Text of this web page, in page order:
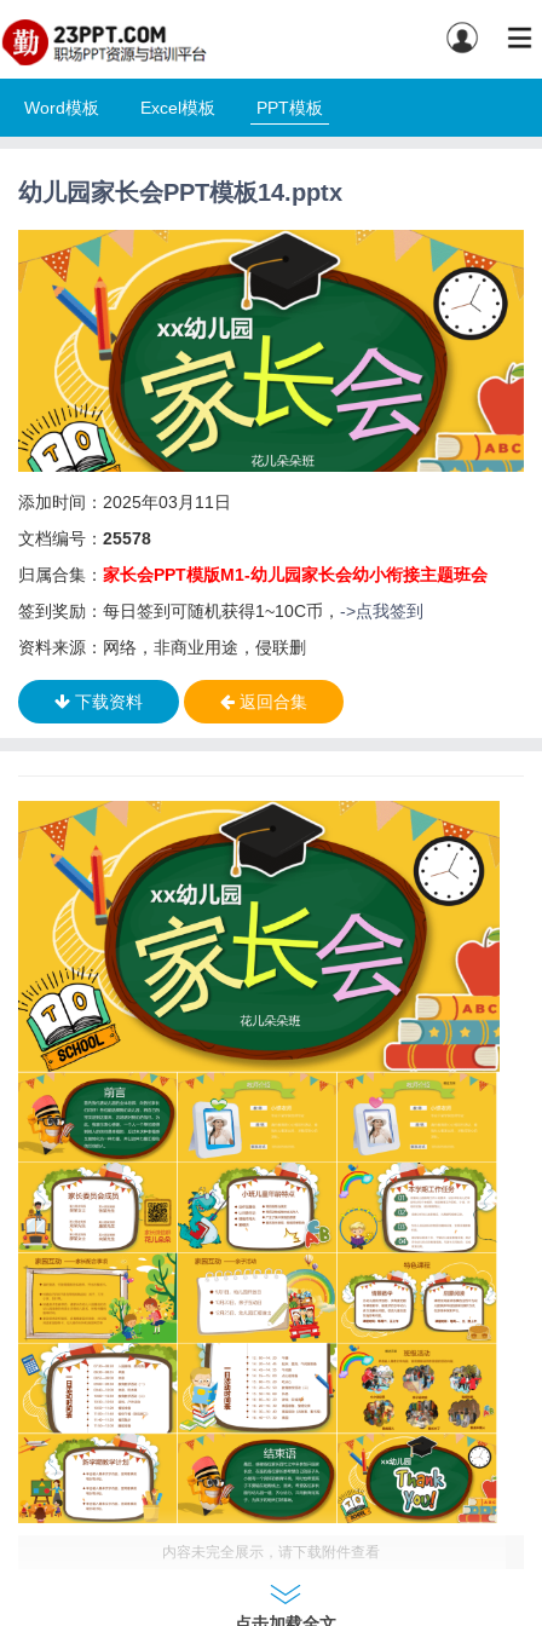
Word模板 Excel模板 PPT模板
幼儿园家长会PPT模板14.pptx
添加时间：2025年03月11日
文档编号： 25578
归属合集： 家长会PPT模版M1-幼儿园家长会幼小衔接主题班会
签到奖励：每日签到可随机获得1~10C币， ->点我签到
资料来源：网络，非商业用途，侵联删
下载资料 返回合集
内容未完全展示，请下载附件查看
点击加载全文